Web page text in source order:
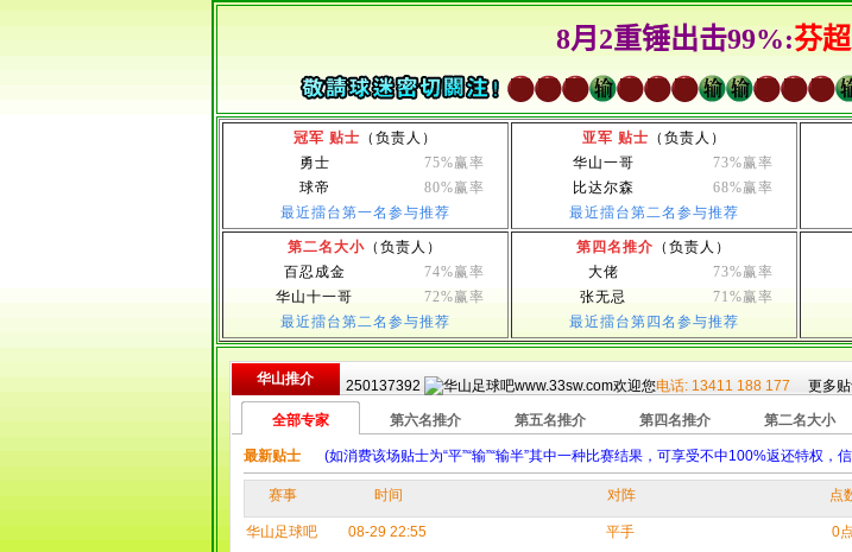
冠军 贴士 （负责人）
勇士
75%赢率
球帝
80%赢率
最近擂台第一名参与推荐
亚军 贴士 （负责人）
华山一哥
73%赢率
比达尔森
68%赢率
最近擂台第二名参与推荐
第二名大小 （负责人）
百忍成金
74%赢率
华山十一哥
72%赢率
最近擂台第二名参与推荐
第四名推介 （负责人）
大佬
73%赢率
张无忌
71%赢率
最近擂台第四名参与推荐